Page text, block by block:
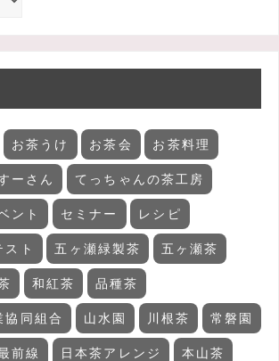
お茶うけ お茶会 お茶料理
ーさん てっちゃんの茶工房
ント セミナー レシピ
ト 五ヶ瀬緑製茶 五ヶ瀬茶
和紅茶 品種茶
協同組合 山水園 川根茶 常磐園
前線 日本茶アレンジ 本山茶